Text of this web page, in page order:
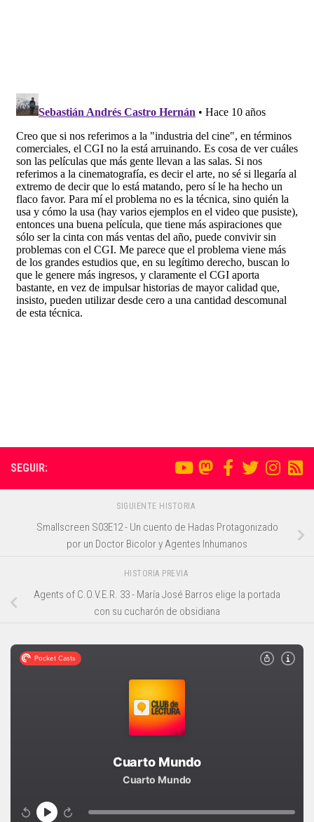
SEGUIR:
SIGUIENTE HISTORIA
Smallscreen S03E12 - Un cuento de Hadas Protagonizado
por un Doctor Bicolor y Agentes Inhumanos
HISTORIA PREVIA
Agents of C.O.V.E.R. 33 - María José Barros elige la portada
con su cucharón de obsidiana